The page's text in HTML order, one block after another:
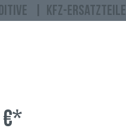
KFZ-ERSATZTEILE
€*